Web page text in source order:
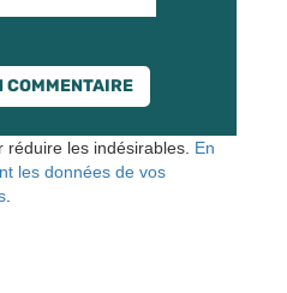
réduire les indésirables. En
les données de vos